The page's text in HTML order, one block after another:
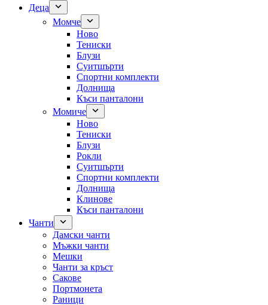
Деца
Момче
Ново
Тениски
Блузи
Суитшърти
Спортни комплекти
Долнища
Къси панталони
Момиче
Ново
Тениски
Блузи
Рокли
Суитшърти
Спортни комплекти
Долнища
Клинове
Къси панталони
Чанти
Дамски чанти
Мъжки чанти
Мешки
Чанти за кръст
Сакове
Портмонета
Раници